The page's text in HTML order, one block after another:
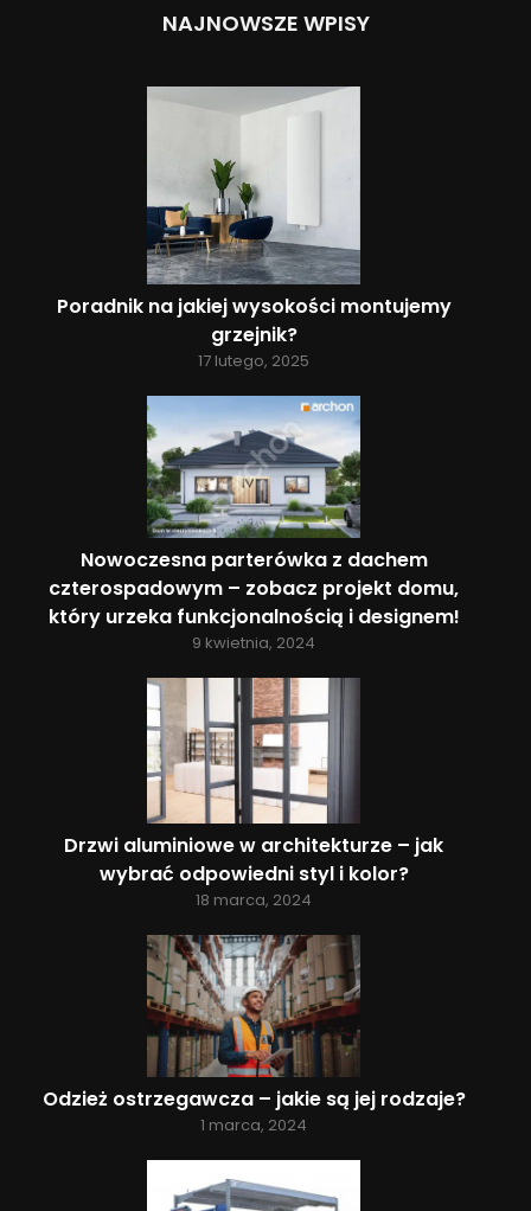
NAJNOWSZE WPISY
Poradnik na jakiej wysokości montujemy
grzejnik?
17 lutego, 2025
Nowoczesna parterówka z dachem
czterospadowym – zobacz projekt domu,
który urzeka funkcjonalnością i designem!
9 kwietnia, 2024
Drzwi aluminiowe w architekturze – jak
wybrać odpowiedni styl i kolor?
18 marca, 2024
Odzież ostrzegawcza – jakie są jej rodzaje?
1 marca, 2024